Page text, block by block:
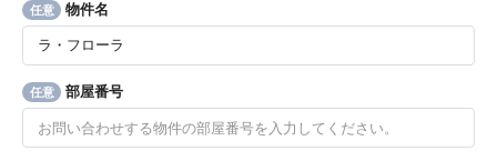
任意 物件名
任意 部屋番号